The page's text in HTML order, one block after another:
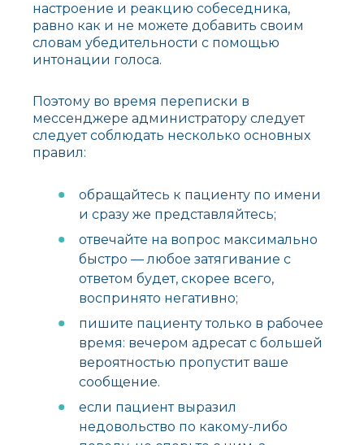
настроение и реакцию собеседника,
равно как и не можете добавить своим
словам убедительности с помощью
интонации голоса.
Поэтому во время переписки в
мессенджере администратору следует
следует соблюдать несколько основных
правил:
обращайтесь к пациенту по имени
и сразу же представляйтесь;
отвечайте на вопрос максимально
быстро — любое затягивание с
ответом будет, скорее всего,
воспринято негативно;
пишите пациенту только в рабочее
время: вечером адресат с большей
вероятностью пропустит ваше
сообщение.
если пациент выразил
недовольство по какому-либо